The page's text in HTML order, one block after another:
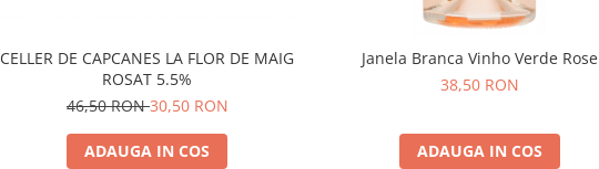
CELLER DE CAPCANES LA FLOR DE MAIG
ROSAT 5.5%
46,50 RON30,50 RON
ADAUGA IN COS
Janela Branca Vinho Verde Rose
38,50 RON
ADAUGA IN COS